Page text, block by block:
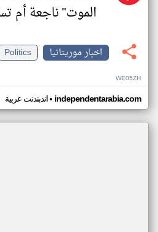
الموت" ناجعة أم
اخبار موريتانيا
Politics
WE05ZH
اندبندنت عربية• independentarabia.com